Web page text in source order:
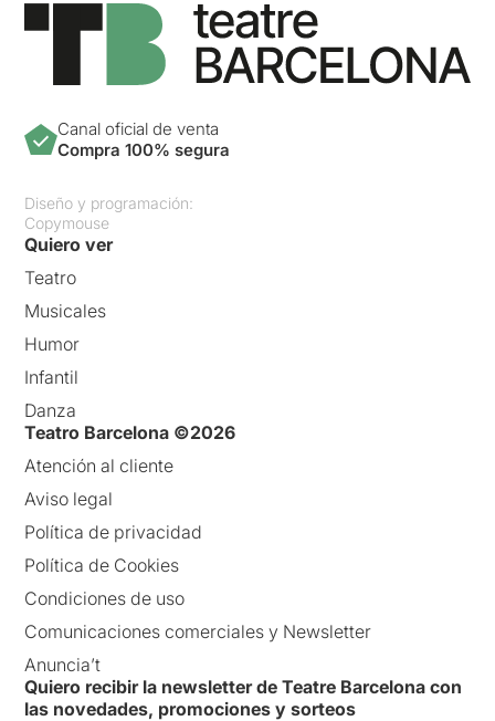
Canal oficial de venta
Compra 100% segura
Diseño y programación:
Copymouse
Quiero ver
Teatro
Musicales
Humor
Infantil
Danza
Teatro Barcelona ©2026
Atención al cliente
Aviso legal
Política de privacidad
Política de Cookies
Condiciones de uso
Comunicaciones comerciales y Newsletter
Anuncia’t
Quiero recibir la newsletter de Teatre Barcelona con
las novedades, promociones y sorteos